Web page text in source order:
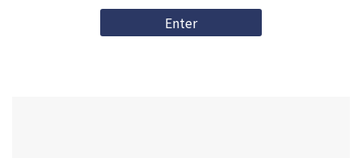
Enter